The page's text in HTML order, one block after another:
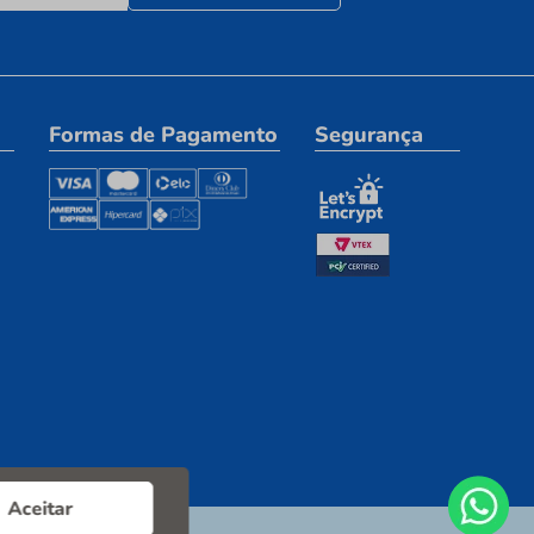
Aceitar
Formas de Pagamento Segurança